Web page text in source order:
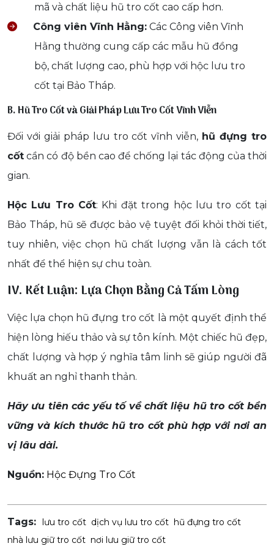
mã và chất liệu hũ tro cốt cao cấp hơn.
Công viên Vĩnh Hằng: Các Công viên Vĩnh
Hằng thường cung cấp các mẫu hũ đồng
bộ, chất lượng cao, phù hợp với hộc lưu tro
cốt tại Bảo Tháp.
B. Hũ Tro Cốt và Giải Pháp Lưu Tro Cốt Vĩnh Viễn
Đối với giải pháp lưu tro cốt vĩnh viễn, hũ đựng tro
cốt cần có độ bền cao để chống lại tác động của thời
gian.
Hộc Lưu Tro Cốt: Khi đặt trong hộc lưu tro cốt tại
Bảo Tháp, hũ sẽ được bảo vệ tuyệt đối khỏi thời tiết,
tuy nhiên, việc chọn hũ chất lượng vẫn là cách tốt
nhất để thể hiện sự chu toàn.
IV. Kết Luận: Lựa Chọn Bằng Cả Tấm Lòng
Việc lựa chọn hũ đựng tro cốt là một quyết định thể
hiện lòng hiếu thảo và sự tôn kính. Một chiếc hũ đẹp,
chất lượng và hợp ý nghĩa tâm linh sẽ giúp người đã
khuất an nghỉ thanh thản.
Hãy ưu tiên các yếu tố về chất liệu hũ tro cốt bền
vững và kích thước hũ tro cốt phù hợp với nơi an
vị lâu dài.
Nguồn: Hộc Đựng Tro Cốt
Tags: lưu tro cốt dịch vụ lưu tro cốt hũ đựng tro cốt
nhà lưu giữ tro cốt nơi lưu giữ tro cốt